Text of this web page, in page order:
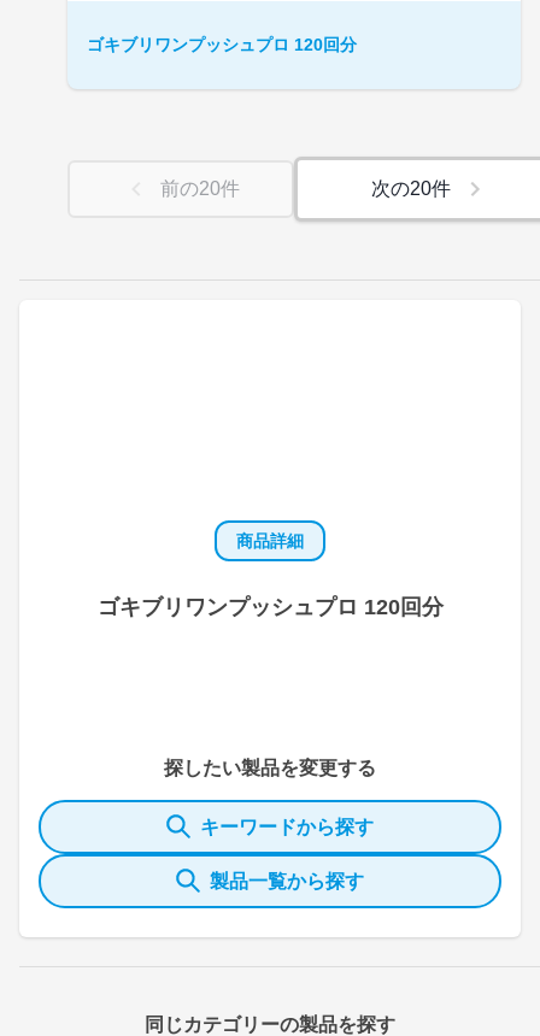
商品詳細
ゴキブリワンプッシュプロ 120回分
探したい製品を変更する
キーワードから探す
製品一覧から探す
同じカテゴリーの製品を探す
ゴキブリワンプッシュプロ 120回分
前の20件 次の20件